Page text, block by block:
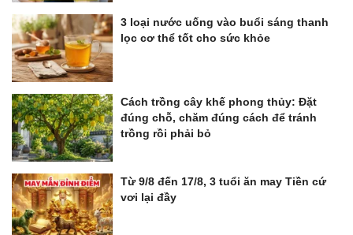
3 loại nước uống vào buổi sáng thanh
lọc cơ thể tốt cho sức khỏe
Cách trồng cây khế phong thủy: Đặt
đúng chỗ, chăm đúng cách để tránh
trồng rồi phải bỏ
Từ 9/8 đến 17/8, 3 tuổi ăn may Tiền cứ
vơi lại đầy